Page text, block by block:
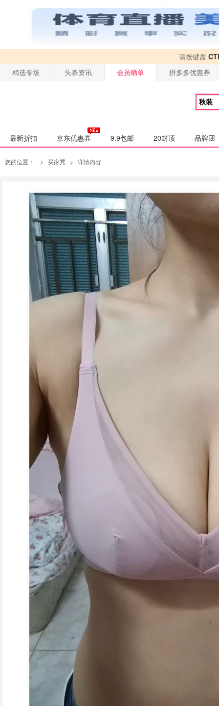
请按键盘
精选专场
头条资讯 会员晒单 拼多多优惠券
最新折扣 京东优惠券 9.9包邮 20封顶 品牌团
您的位置： > 买家秀 > 详情内容